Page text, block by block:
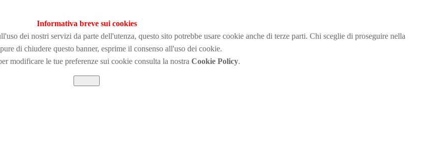
Informativa breve sui cookies
dei nostri servizi da parte dell'utenza, questo sito potrebbe usare cookie anche di terze parti. Chi sceglie di proseguire nella
di chiudere questo banner, esprime il consenso all'uso dei cookie.
modificare le tue preferenze sui cookie consulta la nostra Cookie Policy.